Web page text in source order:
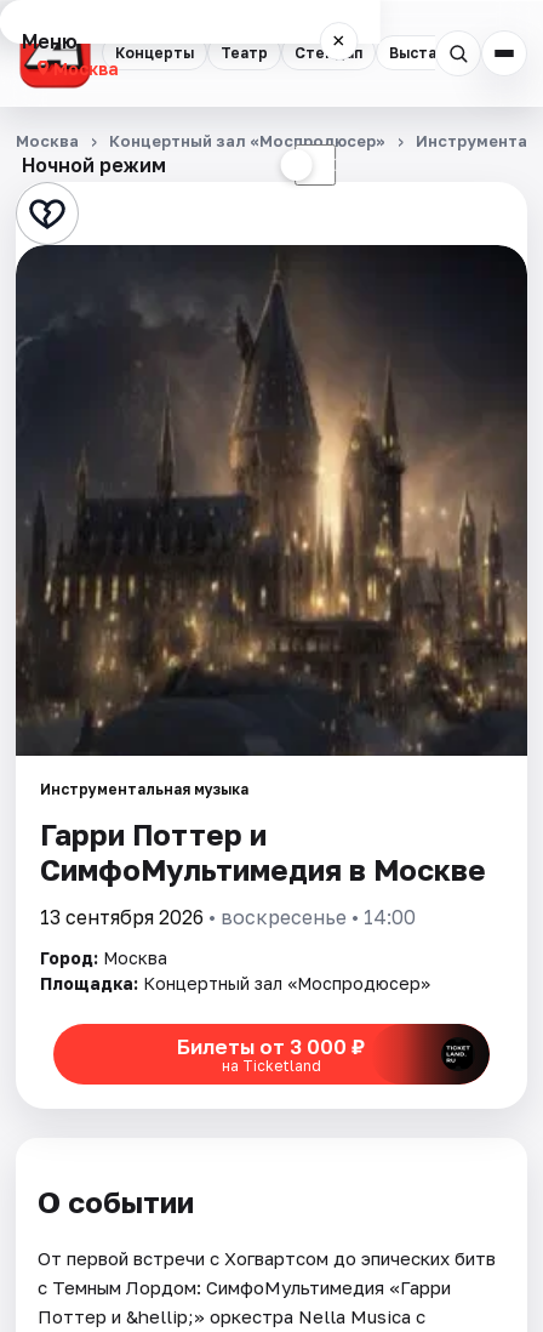
Концерты Театр Стендап Выставки
Меню ×
Москва
Концерты
Театр
Стендап
Спорт
События
Города
Площадки
Артисты
Ночной режим ☾
Москва Концертный зал «Моспродюсер»
Инструментальная музыка
Гарри Поттер и
СимфоМультимедия в Москве
13 сентября 2026 • воскресенье • 14:00
Город: Москва
Площадка: Концертный зал «Моспродюсер»
Билеты от 3 000 ₽
на Ticketland
О событии
От первой встречи с Хогвартсом до эпических битв
с Темным Лордом: СимфоМультимедия «Гарри
Поттер и &hellip;» оркестра Nella Musica с